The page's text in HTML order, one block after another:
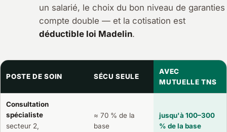
un salarié, le choix du bon niveau de garanties
compte double — et la cotisation est
déductible loi Madelin.
POSTE DE SOIN SÉCU SEULE
AVEC
MUTUELLE TNS
Consultation
spécialiste
secteur 2,
≈ 70 % de la
base
jusqu'à 100–300
% de la base